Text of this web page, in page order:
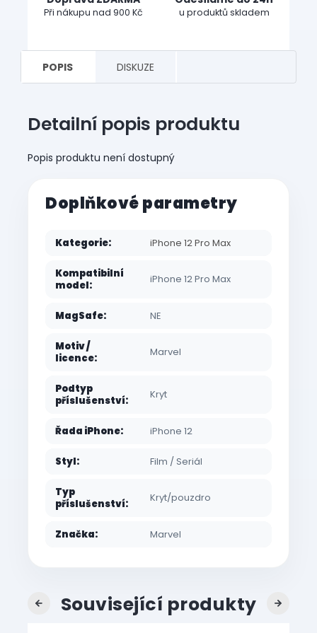
Při nákupu nad 900 Kč u produktů skladem
POPIS DISKUZE
Detailní popis produktu
Popis produktu není dostupný
Doplňkové parametry
Kategorie: iPhone 12 Pro Max
Kompatibilní
model: iPhone 12 Pro Max
MagSafe: NE
Motiv /
licence: Marvel
Podtyp
příslušenství: Kryt
Řada iPhone: iPhone 12
Styl: Film / Seriál
Typ
příslušenství: Kryt/pouzdro
Značka: Marvel
Související produkty
Previous Next